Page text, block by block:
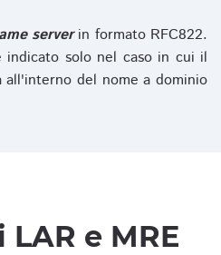
serverin formato RFC822.
solo nel caso in cui il
del nome a dominio
e MRE